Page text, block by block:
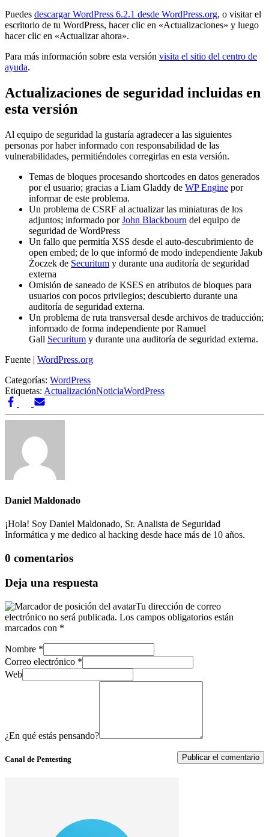
Puedes descargar WordPress 6.2.1 desde WordPress.org, o visitar el
escritorio de tu WordPress, hacer clic en «Actualizaciones» y luego
hacer clic en «Actualizar ahora».
Para más información sobre esta versión visita el sitio del centro de
ayuda.
Actualizaciones de seguridad incluidas en
esta versión
Al equipo de seguridad la gustaría agradecer a las siguientes
personas por haber informado con responsabilidad de las
vulnerabilidades, permitiéndoles corregirlas en esta versión.
Temas de bloques procesando shortcodes en datos generados
por el usuario; gracias a Liam Gladdy de WP Engine por
informar de este problema.
Un problema de CSRF al actualizar las miniaturas de los
adjuntos; informado porJohn Blackbourn del equipo de
seguridad de WordPress
Un fallo que permitía XSS desde el auto-descubrimiento de
open embed; de lo que informó de modo independiente Jakub
Żoczek de Securitum y durante una auditoría de seguridad
externa
Omisión de saneado de KSES en atributos de bloques para
usuarios con pocos privilegios; descubierto durante una
auditoría de seguridad externa.
Un problema de ruta transversal desde archivos de traducción;
informado de forma independiente por Ramuel
Gall Securitum y durante una auditoría de seguridad externa.
Fuente | WordPress.org
Categorías: WordPress
Etiquetas: ActualizaciónNoticiaWordPress
Daniel Maldonado
¡Hola! Soy Daniel Maldonado, Sr. Analista de Seguridad
Informática y me dedico al hacking desde hace más de 10 años.
0 comentarios
Deja una respuesta
Tu dirección de correo
electrónico no será publicada. Los campos obligatorios están
marcados con *
Nombre *
Correo electrónico *
Web
¿En qué estás pensando?
Canal de Pentesting